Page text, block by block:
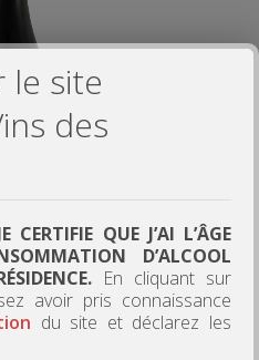
le site
des
QUE J’AI L’ÂGE
D’ALCOOL
En cliquant sur
avoir pris connaissance
du site et déclarez les